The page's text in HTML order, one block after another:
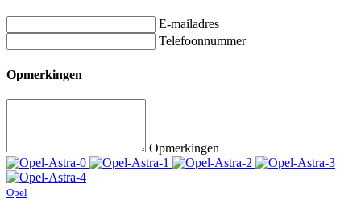
E-mailadres
Telefoonnummer
Opmerkingen
Opmerkingen
Opel